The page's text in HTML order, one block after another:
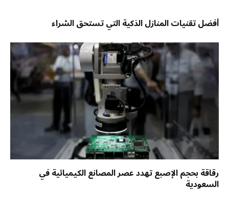
أفضل تقنيات المنازل الذكية التي تستحق الشراء
رقاقة بحجم الإصبع تهدد عصر المصانع الكيميائية في
السعودية